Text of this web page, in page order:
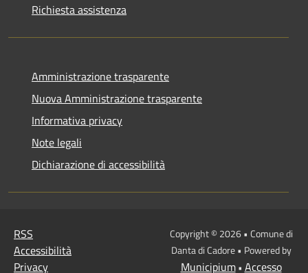
Richiesta assistenza
Amministrazione trasparente
Nuova Amministrazione trasparente
Informativa privacy
Note legali
Dichiarazione di accessibilità
RSS
Accessibilità
Privacy
Copyright © 2026 • Comune di
Danta di Cadore • Powered by
Municipium• Accesso